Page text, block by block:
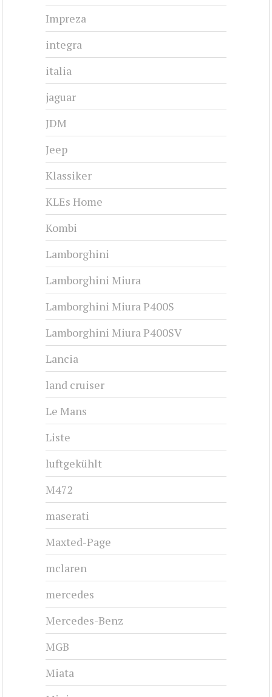
Impreza
integra
italia
jaguar
JDM
Jeep
Klassiker
KLEs Home
Kombi
Lamborghini
Lamborghini Miura
Lamborghini Miura P400S
Lamborghini Miura P400SV
Lancia
land cruiser
Le Mans
Liste
luftgekühlt
M472
maserati
Maxted-Page
mclaren
mercedes
Mercedes-Benz
MGB
Miata